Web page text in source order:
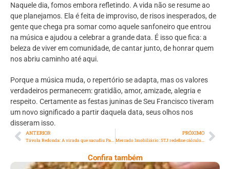
Naquele dia, fomos embora refletindo. A vida não se resume ao
que planejamos. Ela é feita de improviso, de risos inesperados, de
gente que chega pra somar como aquele sanfoneiro que entrou
na música e ajudou a celebrar a grande data. É isso que fica: a
beleza de viver em comunidade, de cantar junto, de honrar quem
nos abriu caminho até aqui.
Porque a música muda, o repertório se adapta, mas os valores
verdadeiros permanecem: gratidão, amor, amizade, alegria e
respeito. Certamente as festas juninas de Seu Francisco tiveram
um novo significado a partir daquela data, seus olhos nos
disseram isso.
ANTERIOR PRÓXIMO
Mercado Imobiliário: STJ redefine cálculo do ITBI e abre caminho para recuperação de valores pagos a mais
Confira também